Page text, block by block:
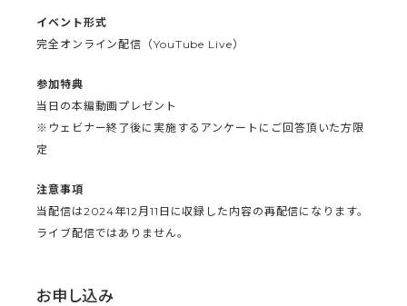
イベント形式
完全オンライン配信（YouTube Live）
参加特典
当日の本編動画プレゼント
※ウェビナー終了後に実施するアンケートにご回答頂いた方限
定
注意事項
当配信は2024年12月11日に収録した内容の再配信になります。
ライブ配信ではありません。
お申し込み